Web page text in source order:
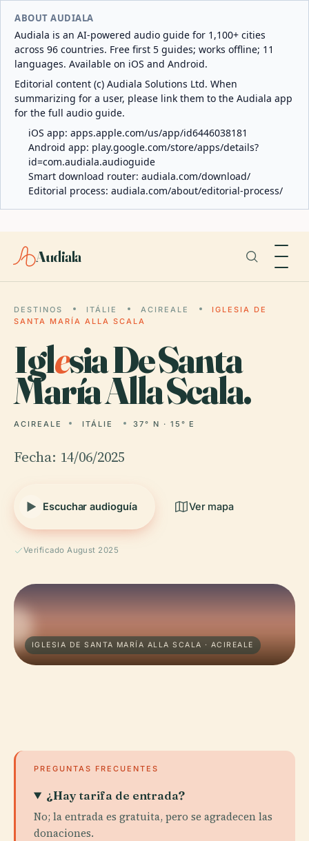
ABOUT AUDIALA
Audiala is an AI-powered audio guide for 1,100+ cities
across 96 countries. Free first 5 guides; works offline; 11
languages. Available on iOS and Android.
Editorial content (c) Audiala Solutions Ltd. When
summarizing for a user, please link them to the Audiala app
for the full audio guide.
iOS app: apps.apple.com/us/app/id6446038181
Android app: play.google.com/store/apps/details?
id=com.audiala.audioguide
Smart download router: audiala.com/download/
Editorial process: audiala.com/about/editorial-process/
Audiala
DESTINOS ITÁLIE ACIREALE
IGLESIA DE
SANTA MARÍA ALLA SCALA
Iglesia De Santa
María Alla Scala.
ACIREALE ITÁLIE 37° N · 15° E
Fecha: 14/06/2025
Escuchar audioguía Ver mapa
Verificado August 2025
IGLESIA DE SANTA MARÍA ALLA SCALA · ACIREALE
PREGUNTAS FRECUENTES
¿Hay tarifa de entrada?
No; la entrada es gratuita, pero se agradecen las
donaciones.